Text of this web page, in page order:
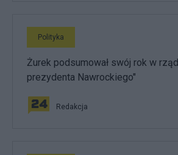
Polityka
Żurek podsumował swój rok w
prezydenta Nawrockiego"
Redakcja